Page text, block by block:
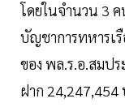
โดยในจำนวน 3
บัญชาการทหารเ
ของ พล.ร.อ.สมป
ฝาก 24,247,454